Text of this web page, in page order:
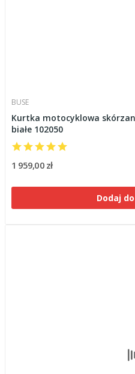
BUSE
Kurtka motocyklowa
białe 102050
1 959,00 zł
Dodaj